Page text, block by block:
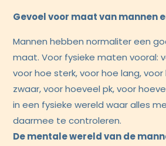
Gevoel voor maat van mannen
Mannen hebben normaliter een
maat. Voor fysieke maten vooral:
voor hoe sterk, voor hoe lang,
zwaar, voor hoeveel pk, voor
in een fysieke wereld waar alles
daarmee te controleren.
De mentale wereld van de